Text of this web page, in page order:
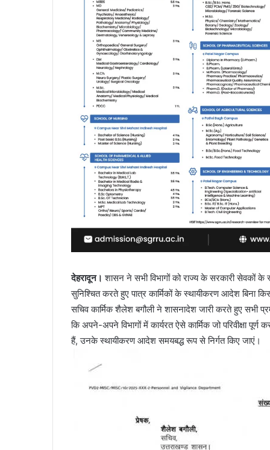
देहरादून। शासन ने सभी विभागों को राज्य के सरकारी सेवकों
सुनिश्चित करते हुए पात्र कार्मिकों के स्थायीकरण आदेश बिना
सचिव कार्मिक शैलेश बगौली ने शासनादेश जारी करते हुए सभी
कि अपने-अपने विभागों में कार्यरत ऐसे कार्मिक जो परिवीक्षा
हैं, उनके स्थायीकरण आदेश समयबद्ध रूप से निर्गत किए जाएं।